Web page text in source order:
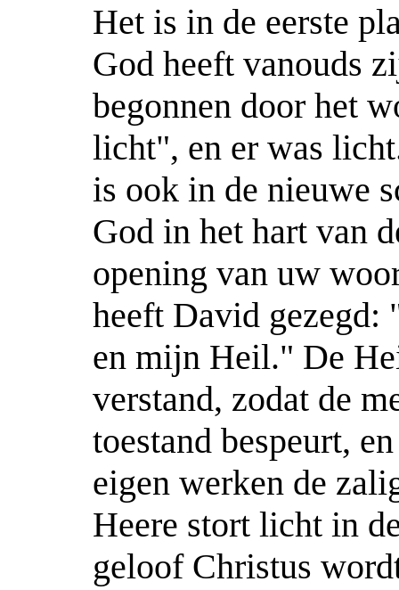
Het is in de eerste
God heeft vanouds
begonnen door het
licht", en er was
is ook in de nieuwe
God in het hart van
opening van uw
heeft David
en mijn Heil." De
verstand, zodat de
toestand bespeurt,
eigen werken de
Heere stort licht in
geloof Christus